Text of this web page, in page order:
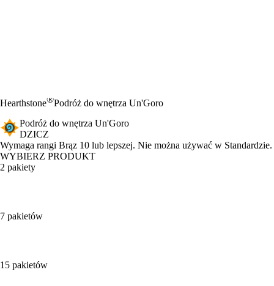
Hearthstone®Podróż do wnętrza Un'Goro
Podróż do wnętrza Un'Goro
DZICZ
Product Notification
Wymaga rangi Brąz 10 lub lepszej. Nie można używać w Standardzie.
WYBIERZ PRODUKT
2 pakiety
7 pakietów
15 pakietów